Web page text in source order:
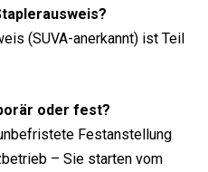
(SUVA-anerkannt) ist Teil
oder fest?
Festanstellung
– Sie starten vom